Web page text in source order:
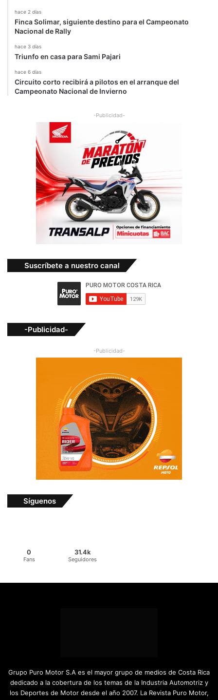
hace 2 días
Finca Solimar, siguiente destino para el Campeonato
Nacional de Rally
hace 3 días
Triunfo en casa para Sami Pajari
hace 6 días
Circuito corto recibirá a pilotos en el arranque del
Campeonato Nacional de Invierno
-Publicidad-
Suscríbete a nuestro canal
-Publicidad-
-Publicidad-
Síguenos
0
Fans
31.4k
Seguidores
Grupo Puro Motor S.A es el mayor grupo de medios de Costa Rica
dedicado a la cobertura de los temas de la Industria Automotriz y
los Deportes de Motor desde el año 2007. La Revista Puro Motor,